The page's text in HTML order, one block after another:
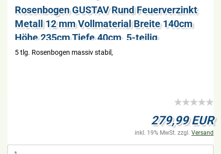
Ro­sen­bo­gen GUS­TAV Rund Feu­er­ver­zinkt
Me­tall 12 mm Voll­ma­te­ri­al Brei­te 140cm
Höhe 235cm Tiefe 40cm, 5-​tei­lig
5 tlg. Ro­sen­bo­gen mas­siv sta­bil,
279,99 EUR
inkl. 19% MwSt. zzgl. Versand